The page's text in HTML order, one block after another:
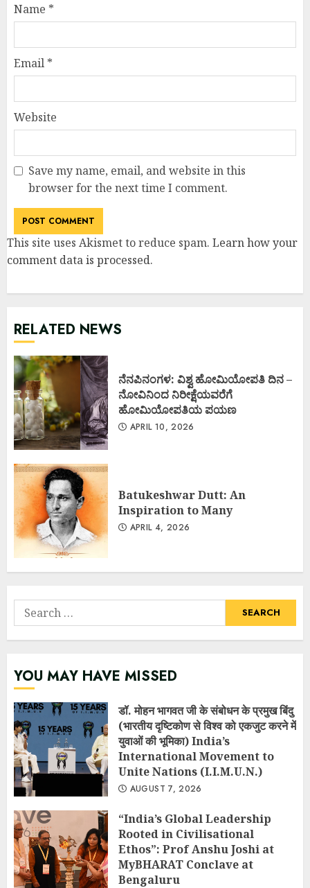
Name *
Email *
Website
Save my name, email, and website in this
browser for the next time I comment.
This site uses Akismet to reduce spam. Learn how your
comment data is processed.
RELATED NEWS
ನೆನಪಿನಂಗಳ: ವಿಶ್ವ ಹೋಮಿಯೋಪತಿ ದಿನ –
ನೋವಿನಿಂದ ನಿರೀಕ್ಷೆಯವರೆಗೆ
ಹೋಮಿಯೋಪತಿಯ ಪಯಣ
APRIL 10, 2026
Batukeshwar Dutt: An
Inspiration to Many
APRIL 4, 2026
Search
for:
YOU MAY HAVE MISSED
डॉ. मोहन भागवत जी के संबोधन के प्रमुख बिंदु
(भारतीय दृष्टिकोण से विश्व को एकजुट करने में
युवाओं की भूमिका) India’s
International Movement to
Unite Nations (I.I.M.U.N.)
AUGUST 7, 2026
“India’s Global Leadership
Rooted in Civilisational
Ethos”: Prof Anshu Joshi at
MyBHARAT Conclave at
Bengaluru